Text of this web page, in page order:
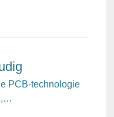
PCB-technologie